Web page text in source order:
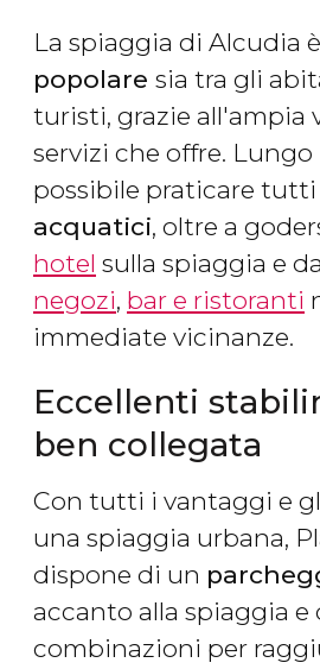
La spiaggia di Alcudia è
popolare sia tra gli
turisti, grazie all'ampia
servizi che offre. Lungo
possibile praticare
acquatici, oltre a
hotel sulla spiaggia e
negozi, bar e ristoranti
immediate vicinanze.
Eccellenti
ben collegata
Con tutti i vantaggi e
una spiaggia urbana,
dispone di un
accanto alla spiaggia
combinazioni per